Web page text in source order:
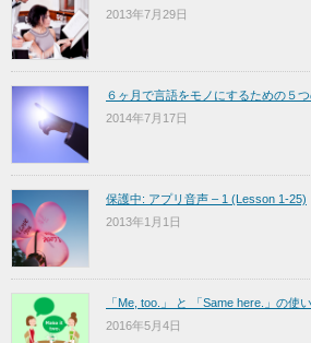
2013年7月29日
６ヶ月で言語をモノにするための５
2014年7月17日
保護中: アプリ音声 – 1 (Lesson 1-25)
2013年1月1日
「Me, too.」 と 「Same here.」の使
2016年5月4日